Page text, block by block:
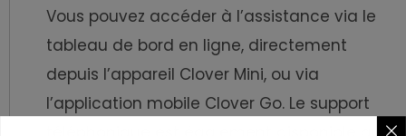
Vous pouvez accéder à l’assistance via le
tableau de bord en ligne, directement
depuis l’appareil Clover Mini, ou via
l’application mobile Clover Go. Le support